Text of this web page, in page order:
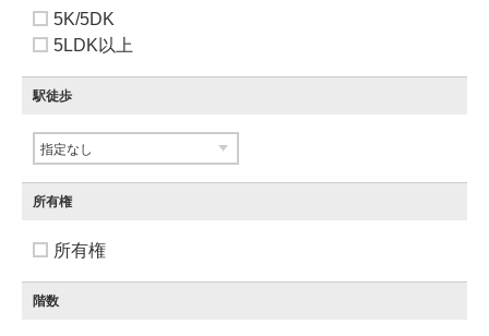
5K/5DK
5LDK以上
駅徒歩
所有権
所有権
階数